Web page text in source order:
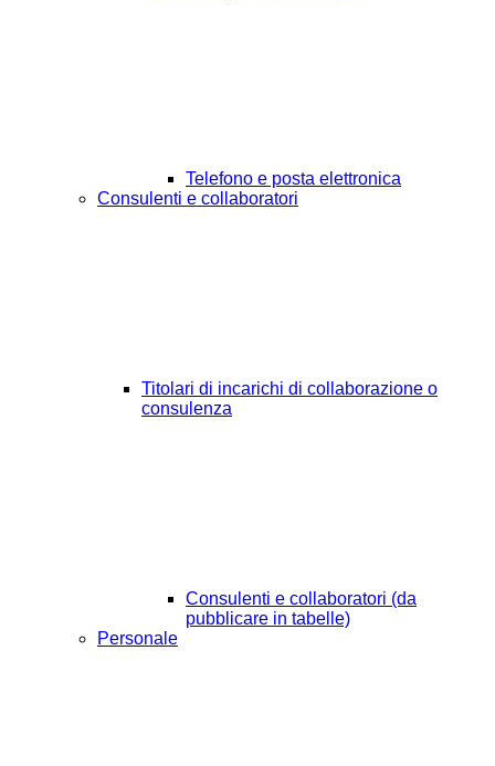
Telefono e posta elettronica
Consulenti e collaboratori
Titolari di incarichi di collaborazione o
consulenza
Consulenti e collaboratori (da
pubblicare in tabelle)
Personale